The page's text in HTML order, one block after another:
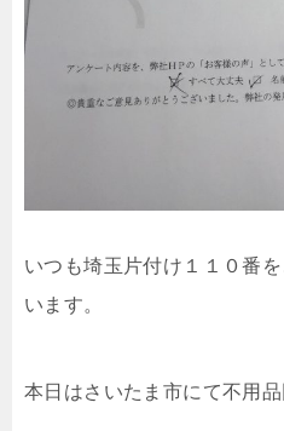
いつも埼玉片付け１１０番
います。
本日はさいたま市にて不用